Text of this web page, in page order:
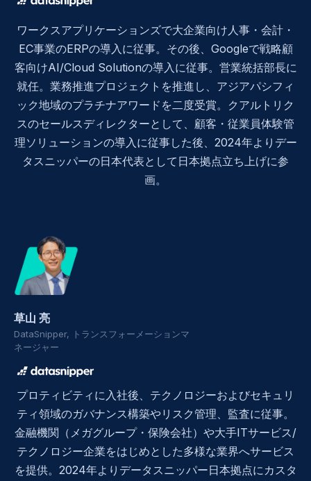
ワークスアプリケーションズで大企業向け人事・会計・
EC事業のERPの導入に従事。その後、Googleで戦略顧
客向けAI/Cloud Solutionの導入に従事。営業統括部長に
就任。業務推進プロジェクトを推進し、アジアパシフィ
ック地域のプラチナアワードを二度受賞。クアルトリク
スのセールスディレクターとして、顧客・従業員体験管
理ソリューションの導入に従事した後、2024年よりデー
タスニッパーの日本代表として日本拠点立ち上げに参
画。
草山 亮
DataSnipper, トランスフォーメーションマ
ネージャー
プロティビティに入社後、テクノロジーおよびセキュリ
ティ領域のガバナンス構築やリスク管理、監査に従事。
金融機関（メガグループ・保険会社）や大手ITサービス/
テクノロジー企業をはじめとした多様な業界へサービス
を提供。2024年よりデータスニッパー日本拠点にカスタ